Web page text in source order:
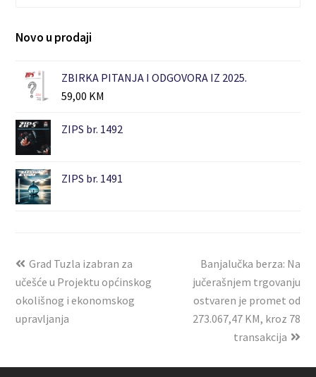
Novo u prodaji
ZBIRKA PITANJA I ODGOVORA IZ 2025.
59,00 KM
ZIPS br. 1492
ZIPS br. 1491
Grad Tuzla izabran za
učešće u Projektu općinskog
okolišnog i ekonomskog
upravljanja
Banjalučka berza: Na
jučerašnjem trgovanju
ostvaren je promet od
273.067,47 KM, kroz 78
transakcija